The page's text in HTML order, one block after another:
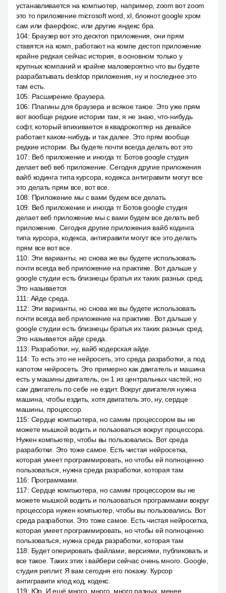
устанавливается на компьютер, например, zoom вот zoom
это то приложение microsoft word, xl, блокнот google хром
сам или фаерфокс, или другие яндекс бра.
104: Браузер вот это десктоп приложения, они прям
ставятся на комп, работают на компе дестоп приложение
крайне редкая сейчас история, в основном только у
крупных компаний и крайне маловероятно что вы будете
разрабатывать desktop приложения, ну и последнее это
там есть.
105: Расширение браузера.
106: Плагины для браузера и всякое такое. Это уже прям
вот вообще редкие истории там, я не знаю, что-нибудь
софт, который впихивается в квадрокоптер на девайсе
работает каком-нибудь и так далее. Это прям вообще
редкие истории. Вы будете почти всегда делать вот это
107: Веб приложение и иногда тг. Ботов google студия
делает веб веб приложение. Сегодня другие приложения
вайб кодинга типа курсора, кодекса антигравити могут все
это делать прям все, вот все.
108: Приложение мы с вами будем все делать.
109: Веб приложение и иногда тг Ботов google студия
делает веб приложение мы с вами будем все делать веб
приложение. Сегодня другие приложения вайб кодинга
типа курсора, кодекса, антигравити могут все это делать
прям все вот все.
110: Эти варианты, но снова же вы будете использовать
почти всегда веб приложение на практике. Вот дальше у
google студии есть близнецы братья их таких разных сред.
Это называется
111 : Айде среда.
112: Эти варианты, но снова же вы будете использовать
почти всегда веб приложение на практике. Вот дальше у
google студии есть близнецы братья их таких разных сред.
Это называется айде среда.
113: Разработки, ну, вайб кодерская айде.
114: То есть это не нейросеть, это среда разработки, а под
капотом нейросеть. Это примерно как двигатель и машина
есть у машины двигатель, он 1 из центральных частей, но
сам двигатель по себе не ездит. Вокруг двигателя нужна
машина, чтобы ездить, хотя двигатель это, ну, сердце
машины, процессор.
115: Сердце компьютера, но самим процессором вы не
можете мышкой водить и пользоваться вокруг процессора.
Нужен компьютер, чтобы вы пользовались. Вот среда
разработки. Это тоже самое. Есть чистая нейросетка,
которая умеет программировать, но чтобы ей полноценно
пользоваться, нужна среда разработки, которая там
116: Программами.
117: Сердце компьютера, но самим процессором вы не
можете мышкой водить и пользоваться программами вокруг
процессора нужен компьютер, чтобы вы пользовались. Вот
среда разработки. Это тоже самое. Есть чистая нейросетка,
которая умеет программировать, но чтобы ей полноценно
пользоваться, нужна среда разработки, которая там
118: Будет оперировать файлами, версиями, публиковать и
все такое. Таких этих i вайбери сейчас очень много. Google,
студия реплит. Я вам сегодня его покажу. Курсор
антигравити клод код, кодекс.
119: Юр. И ещё много, много, много разных, менее